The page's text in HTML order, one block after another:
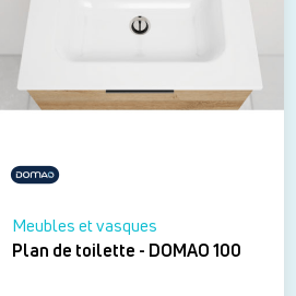
Meubles et vasques
Plan de toilette - DOMAO 100